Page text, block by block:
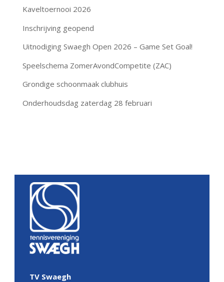
Kaveltoernooi 2026
Inschrijving geopend
Uitnodiging Swaegh Open 2026 – Game Set Goal!
Speelschema ZomerAvondCompetite (ZAC)
Grondige schoonmaak clubhuis
Onderhoudsdag zaterdag 28 februari
TV Swaegh